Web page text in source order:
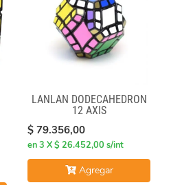
LANLAN DODECAHEDRON
12 AXIS
$ 79.356,00
en 3 X $ 26.452,00 s/int
Agregar